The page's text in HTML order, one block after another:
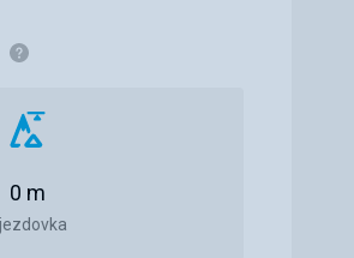
Informace
Vzdálenost
sjezdovky
0 m